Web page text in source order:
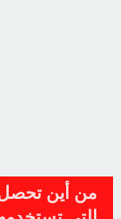
من أين تحصل